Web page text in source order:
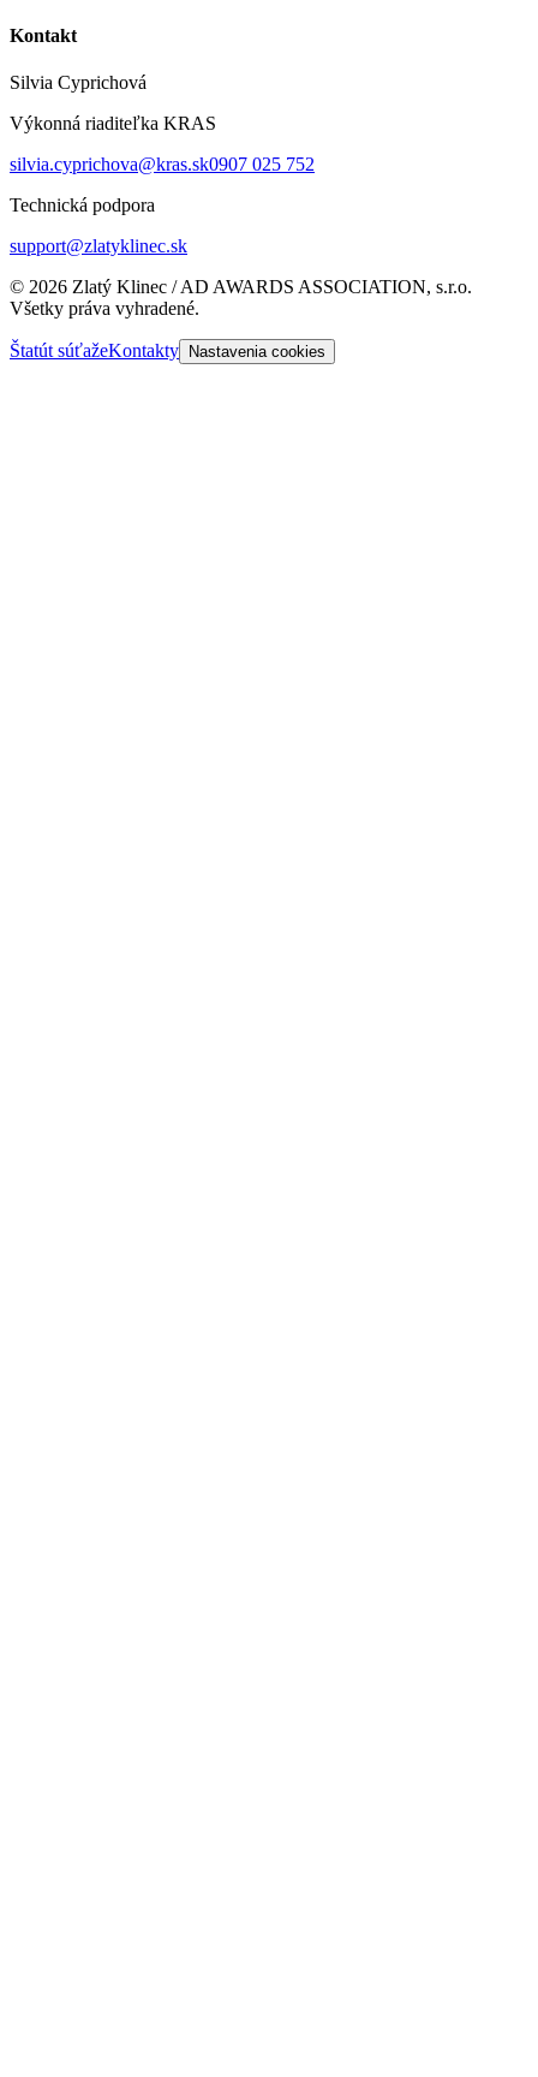
Kontakt
Silvia Cyprichová
Výkonná riaditeľka KRAS
silvia.cyprichova@kras.sk0907 025 752
Technická podpora
support@zlatyklinec.sk
© 2026 Zlatý Klinec / AD AWARDS ASSOCIATION, s.r.o.
Všetky práva vyhradené.
Štatút súťažeKontakty Nastavenia cookies